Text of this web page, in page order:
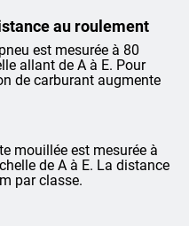
au roulement
est mesurée à 80
allant de A à E. Pour
de carburant augmente
mouillée est mesurée à
de A à E. La distance
par classe.